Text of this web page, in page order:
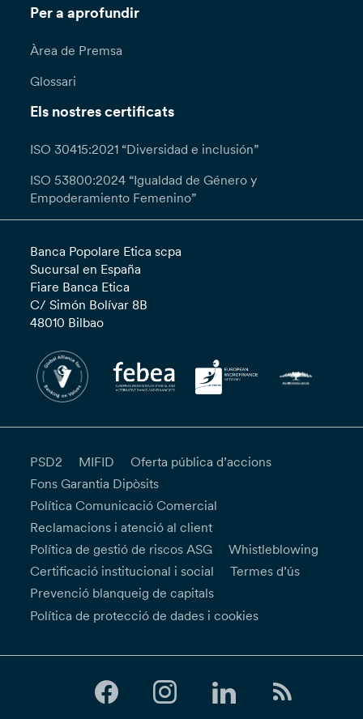
Per a aprofundir
Àrea de Premsa
Glossari
Els nostres certificats
ISO 30415:2021 “Diversidad e inclusión”
ISO 53800:2024 “Igualdad de Género y
Empoderamiento Femenino”
Banca Popolare Etica scpa
Sucursal en España
Fiare Banca Etica
C/ Simón Bolívar 8B
48010 Bilbao
PSD2 MIFID
Oferta pública d’accions
Fons Garantia Dipòsits
Política Comunicació Comercial
Reclamacions i atenció al client
Política de gestió de riscos ASG
Whistleblowing
Certificació institucional i social
Termes d’ús
Prevenció blanqueig de capitals
Política de protecció de dades i cookies